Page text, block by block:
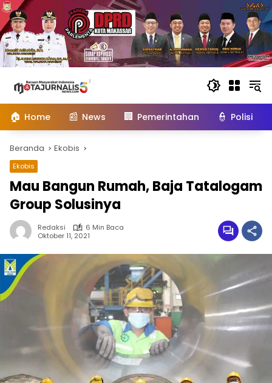
konten
🏠 Home 📰 News 🏢 Pemerintahan 👮 Polisi
Beranda Ekobis
Ekobis
Mau Bangun Rumah, Baja Tatalogam
Group Solusinya
Redaksi
6 Min Baca
Oktober 11, 2021